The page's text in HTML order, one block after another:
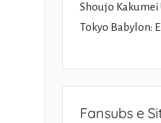
Shoujo Kakumei
Tokyo Babylon:
Fansubs e